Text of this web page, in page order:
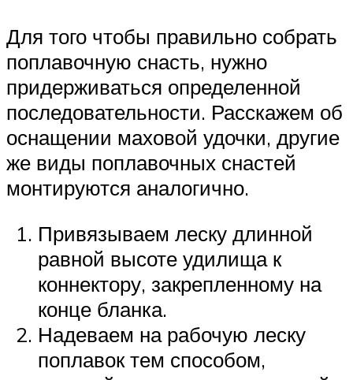
Для того чтобы правильно собрать
поплавочную снасть, нужно
придерживаться определенной
последовательности. Расскажем об
оснащении маховой удочки, другие
же виды поплавочных снастей
монтируются аналогично.
Привязываем леску длинной
равной высоте удилища к
коннектору, закрепленному на
конце бланка.
Надеваем на рабочую леску
поплавок тем способом,